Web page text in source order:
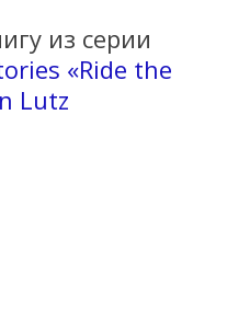
из серии
«Ride the
Lutz